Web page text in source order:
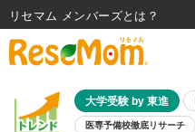
大学受験 by 東進
医専予備校徹底リサーチ
リセマム メンバーズ